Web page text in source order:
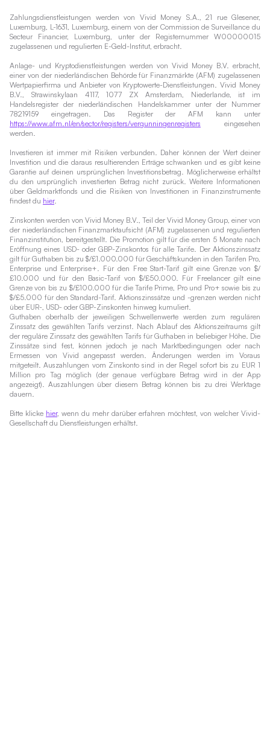
Zahlungsdienstleistungen werden von Vivid Money S.A., 21 rue Glesener,
Luxemburg, L-1631, Luxemburg, einem von der Commission de Surveillance du
Secteur Financier, Luxemburg, unter der Registernummer W00000015
zugelassenen und regulierten E-Geld-Institut, erbracht.
Anlage- und Kryptodienstleistungen werden von Vivid Money B.V. erbracht,
einer von der niederländischen Behörde für Finanzmärkte (AFM) zugelassenen
Wertpapierfirma und Anbieter von Kryptowerte-Dienstleistungen. Vivid Money
B.V., Strawinskylaan 4117, 1077 ZX Amsterdam, Niederlande, ist im
Handelsregister der niederländischen Handelskammer unter der Nummer
78219159 eingetragen. Das Register der AFM kann unter
https://www.afm.nl/en/sector/registers/vergunningenregisters eingesehen
werden.
Investieren ist immer mit Risiken verbunden. Daher können der Wert deiner
Investition und die daraus resultierenden Erträge schwanken und es gibt keine
Garantie auf deinen ursprünglichen Investitionsbetrag. Möglicherweise erhältst
du den ursprünglich investierten Betrag nicht zurück. Weitere Informationen
über Geldmarktfonds und die Risiken von Investitionen in Finanzinstrumente
findest du hier.
Zinskonten werden von Vivid Money B.V., Teil der Vivid Money Group, einer von
der niederländischen Finanzmarktaufsicht (AFM) zugelassenen und regulierten
Finanzinstitution, bereitgestellt. Die Promotion gilt für die ersten 5 Monate nach
Eröffnung eines USD- oder GBP-Zinskontos für alle Tarife. Der Aktionszinssatz
gilt für Guthaben bis zu $/£1.000.000 für Geschäftskunden in den Tarifen Pro,
Enterprise und Enterprise+. Für den Free Start-Tarif gilt eine Grenze von $/
£10.000 und für den Basic-Tarif von $/£50.000. Für Freelancer gilt eine
Grenze von bis zu $/£100.000 für die Tarife Prime, Pro und Pro+ sowie bis zu
$/£5.000 für den Standard-Tarif. Aktionszinssätze und -grenzen werden nicht
über EUR-, USD- oder GBP-Zinskonten hinweg kumuliert.
Guthaben oberhalb der jeweiligen Schwellenwerte werden zum regulären
Zinssatz des gewählten Tarifs verzinst. Nach Ablauf des Aktionszeitraums gilt
der reguläre Zinssatz des gewählten Tarifs für Guthaben in beliebiger Höhe. Die
Zinssätze sind fest, können jedoch je nach Marktbedingungen oder nach
Ermessen von Vivid angepasst werden. Änderungen werden im Voraus
mitgeteilt. Auszahlungen vom Zinskonto sind in der Regel sofort bis zu EUR 1
Million pro Tag möglich (der genaue verfügbare Betrag wird in der App
angezeigt). Auszahlungen über diesem Betrag können bis zu drei Werktage
dauern.
Bitte klicke hier, wenn du mehr darüber erfahren möchtest, von welcher Vivid-
Gesellschaft du Dienstleistungen erhältst.